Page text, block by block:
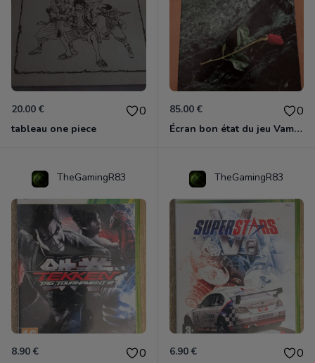
20.00 € 0
tableau one piece
85.00 € 0
Écran bon état du jeu Vampire et livre de règles « la mascarade » état d’usage
TheGamingR83
8.90 € 0
TheGamingR83
6.90 € 0